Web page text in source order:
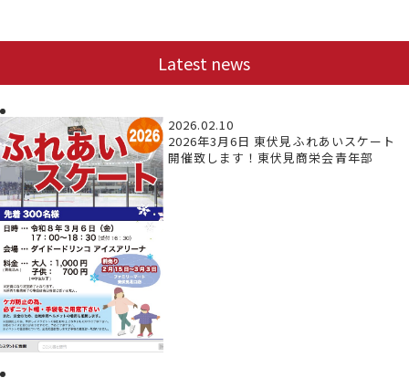
Latest news
2026.02.10
2026年3月6日 東伏見ふれあいスケート
開催致します！東伏見商栄会青年部